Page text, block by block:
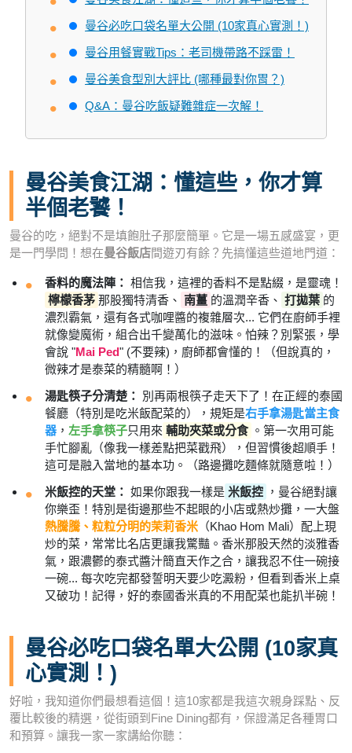
曼谷必吃口袋名單大公開 (10家真心實測！)
曼谷用餐實戰Tips：老司機帶路不踩雷！
曼谷美食型別大評比 (哪種最對你胃？)
Q&A：曼谷吃飯疑難雜症一次解！
曼谷美食江湖：懂這些，你才算
半個老饕！
曼谷的吃，絕對不是填飽肚子那麼簡單。它是一場五感盛宴，更
是一門學問！想在曼谷飯店間遊刃有餘？先搞懂這些道地門道：
香料的魔法陣： 相信我，這裡的香料不是點綴，是靈魂！
檸檬香茅 那股獨特清香、 南薑 的溫潤辛香、 打拋葉 的
濃烈霸氣，還有各式咖哩醬的複雜層次... 它們在廚師手裡
就像變魔術，組合出千變萬化的滋味。怕辣？別緊張，學
會說 "Mai Ped" (不要辣)，廚師都會懂的！（但說真的，
微辣才是泰菜的精髓啊！）
湯匙筷子分清楚： 別再兩根筷子走天下了！在正經的泰國
餐廳（特別是吃米飯配菜的），規矩是右手拿湯匙當主食
器 ， 左手拿筷子只用來 輔助夾菜或分食 。第一次用可能
手忙腳亂（像我一樣差點把菜戳飛），但習慣後超順手！
這可是融入當地的基本功。（路邊攤吃麵條就隨意啦！）
米飯控的天堂： 如果你跟我一樣是 米飯控 ，曼谷絕對讓
你樂歪！特別是街邊那些不起眼的小店或熱炒攤，一大盤
熱騰騰、粒粒分明的茉莉香米 （Khao Hom Mali）配上現
炒的菜，常常比名店更讓我驚豔。香米那股天然的淡雅香
氣，跟濃鬱的泰式醬汁簡直天作之合，讓我忍不住一碗接
一碗... 每次吃完都發誓明天要少吃澱粉，但看到香米上桌
又破功！記得，好的泰國香米真的不用配菜也能扒半碗！
曼谷必吃口袋名單大公開 (10家真
心實測！)
好啦，我知道你們最想看這個！這10家都是我這次親身踩點、反
覆比較後的精選，從街頭到Fine Dining都有，保證滿足各種胃口
和預算。讓我一家一家講給你聽：